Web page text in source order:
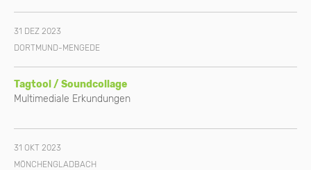
31 DEZ 2023
DORTMUND-MENGEDE
Tagtool / Soundcollage
Multimediale Erkundungen
31 OKT 2023
MÖNCHENGLADBACH